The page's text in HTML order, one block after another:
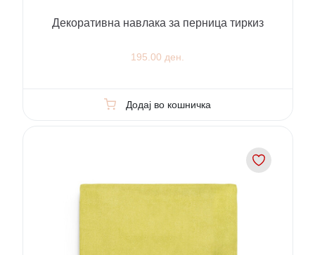
Декоративна навлака за перница тиркиз
195.00 ден.
Додај во кошничка